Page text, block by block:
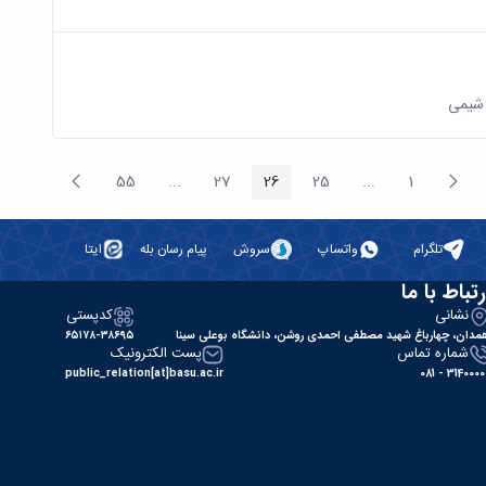
پیغام صفحه1
...
Intermediate Pages
صفحه25 صفحه26 صفحه27
...
Intermediate Pages
صفحه55 صفحه
تلگرام واتساپ سروش پیام رسان بله ایتا
با ما
نشانی
چهارباغ شهید مصطفی احمدی روشن، دانشگاه بوعلی سینا
کدپستی
۶۵۱۷۸-۳۸۶۹۵
شماره تماس
31400000 -
پست الکترونیک
public_relation[at]basu.ac.ir